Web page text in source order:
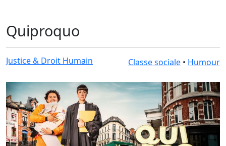
Quiproquo
Justice & Droit Humain Classe sociale • Humour